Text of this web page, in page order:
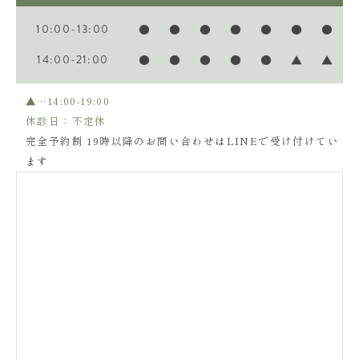
10:00-13:00 ● ● ● ● ● ● ●
14:00-21:00 ● ● ● ● ● ▲ ▲
▲…14:00-19:00
休診日：不定休
完全予約制 19時以降のお問い合わせはLINEで受け付けてい
ます